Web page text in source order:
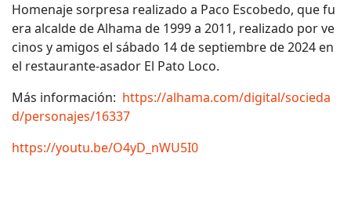
Homenaje sorpresa realizado a Paco Escobedo, que fu
era alcalde de Alhama de 1999 a 2011, realizado por ve
cinos y amigos el sábado 14 de septiembre de 2024 en
el restaurante-asador El Pato Loco.
Más información: https://alhama.com/digital/socieda
d/personajes/16337
https://youtu.be/O4yD_nWU5I0